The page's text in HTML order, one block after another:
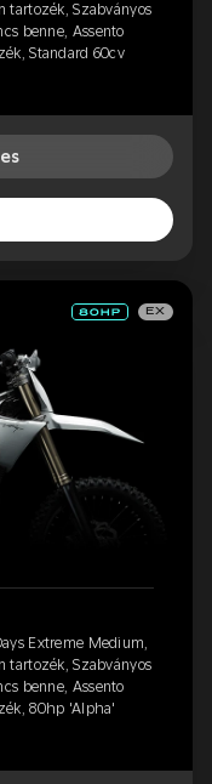
tartozék, Szabványos
benne, Assento
Standard 60cv
EX
Extreme Medium,
tartozék, Szabványos
benne, Assento
80hp 'Alpha'